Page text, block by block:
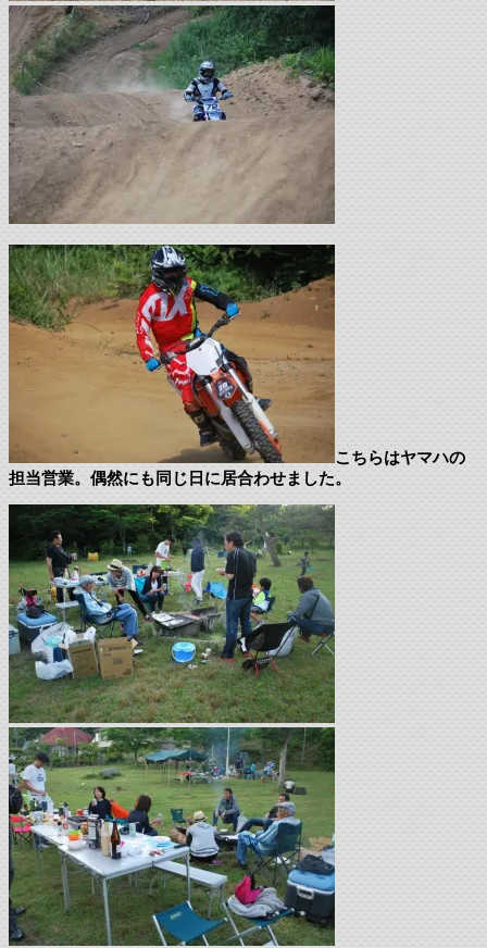
こちらはヤマハの
担当営業。偶然にも同じ日に居合わせました。